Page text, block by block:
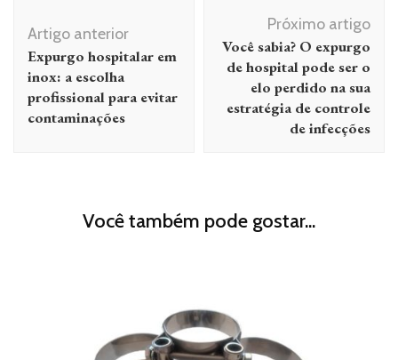
de
post
Artigo anterior
Expurgo hospitalar em
inox: a escolha
profissional para evitar
contaminações
Próximo artigo
Você sabia? O expurgo
de hospital pode ser o
elo perdido na sua
estratégia de controle
de infecções
Você também pode gostar...